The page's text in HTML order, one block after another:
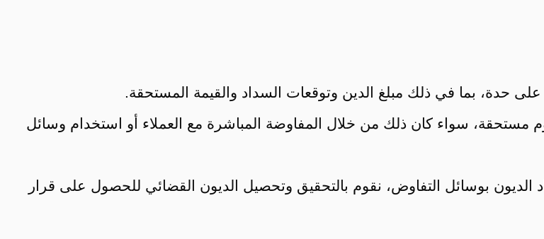
على حدة، بما في ذلك مبلغ الدين وتوقعات السداد والقيمة المستحقة.
مستحقة، سواء كان ذلك من خلال المفاوضة المباشرة مع العملاء أو استخدام وسائل
بوسائل التفاوض، نقوم بالتحقيق وتحصيل الديون القضائي للحصول على قرار